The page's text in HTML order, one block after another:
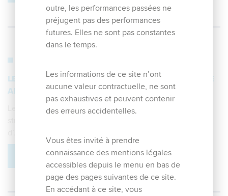
LES GROUPES C-QUADRAT ET ADVENIS NOUENT UNE
ALLIANCE STRATÉGIQUE
Les groupes C-Quadrat et Advenis nouent une alliance
EN SAVOIR PLUS
outre, les performances passées ne
préjugent pas des performances
futures. Elles ne sont pas constantes
dans le temps.
Les informations de ce site n’ont
aucune valeur contractuelle, ne sont
pas exhaustives et peuvent contenir
des erreurs accidentelles.
Vous êtes invité à prendre
connaissance des mentions légales
accessibles depuis le menu en bas de
page des pages suivantes de ce site.
En accédant à ce site, vous